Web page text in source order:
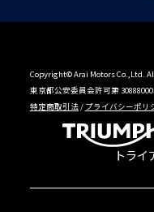
Copyright© Arai Motors Co.,Ltd.
東京都公安委員会許可第
特定商取引法/ プライバシーポリ
トライ